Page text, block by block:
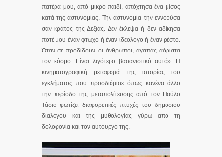
πατέρα μου, από μικρό παιδί, απόχτησα ένα μίσος
κατά της αστυνομίας. Την αστυνομία την εννοούσα
σαν κράτος της Δεξιάς. Δεν έκλεψα ή δεν αδίκησα
ποτέ μου έναν φτωχό ή έναν ιδεολόγο ή έναν ρέστο.
Όταν σε προδίδουν οι άνθρωποι, αγαπάς αόριστα
τον κόσμο. Είναι λιγότερο βασανιστικό αυτό». Η
κινηματογραφική μεταφορά της ιστορίας του
εγκλήματος που προσδιόρισε όπως κανένα άλλο
την περίοδο της μεταπολίτευσης από τον Παύλο
Τάσιο φωτίζει διαφορετικές πτυχές του δημόσιου
διαλόγου και της μυθολογίας γύρω από τη
δολοφονία και τον αυτουργό της.